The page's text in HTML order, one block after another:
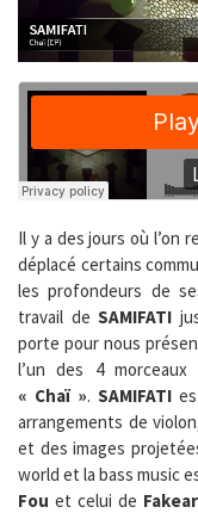
Il y a des jours où l’on
déplacé certains
les profondeurs de
travail deSAMIFATI
porte pour nous
l’un des 4
« Chaï ». SAMIFATI
arrangements de
et des images
world et la bass music
Fou et celui de Fakear